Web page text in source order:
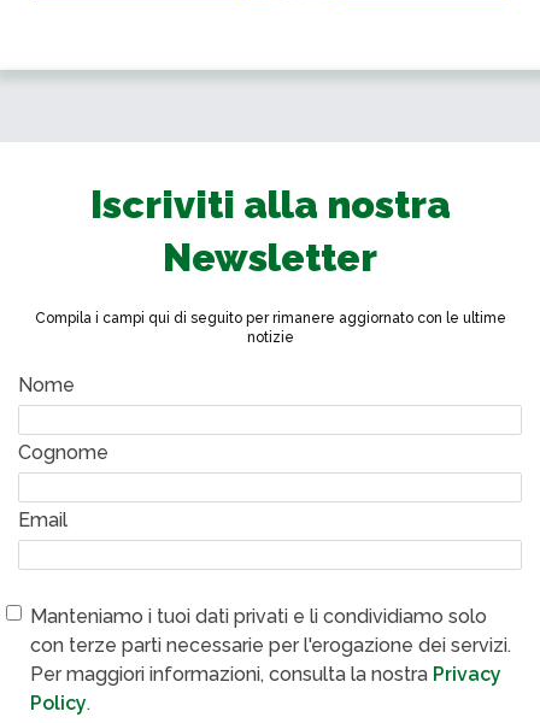
Iscriviti alla nostra
Newsletter
Compila i campi qui di seguito per rimanere aggiornato con le ultime
notizie
Nome
Cognome
Email
Manteniamo i tuoi dati privati e li condividiamo solo
con terze parti necessarie per l'erogazione dei servizi.
Per maggiori informazioni, consulta la nostra Privacy
Policy.